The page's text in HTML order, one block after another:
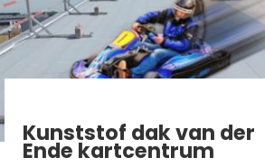
Kunststof dak van der
Ende kartcentrum